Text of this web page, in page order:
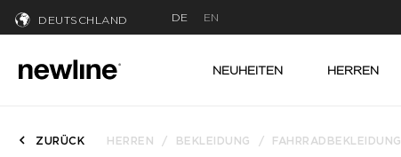
DEUTSCHLAND DE EN
NEUHEITEN HERREN
ZURÜCK HERREN BEKLEIDUNG FAHRRADBEKLEIDUNG